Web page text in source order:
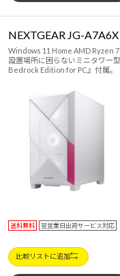
NEXTGEAR JG-A7A6X
Windows 11 Home AMD Ryzen 7
設置場所に困らないミニタワー
Bedrock Edition for PC』付属。
送料無料 翌営業日出荷サービス対応
比較リストに追加